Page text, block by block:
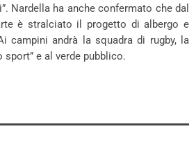
Nardella ha anche confermato che dal
è stralciato il progetto di albergo e
campini andrà la squadra di rugby, la
e al verde pubblico.